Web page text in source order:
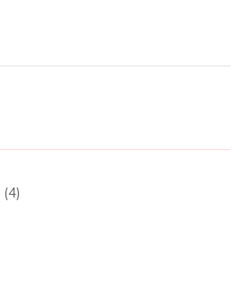
(4)